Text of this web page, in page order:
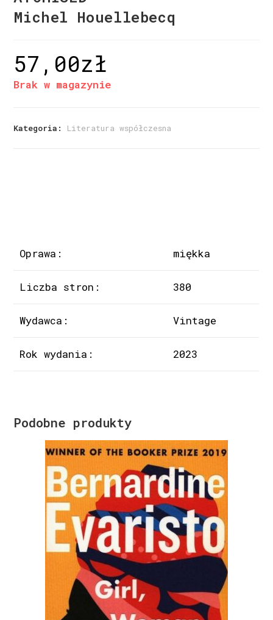
Michel Houellebecq
57,00zł
Brak w magazynie
Kategoria: Literatura współczesna
Oprawa: miękka
Liczba stron: 380
Wydawca: Vintage
Rok wydania: 2023
Podobne produkty